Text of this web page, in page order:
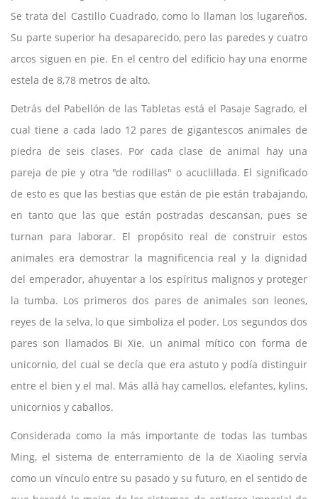
Se trata del Castillo Cuadrado, como lo llaman los lugareños.
Su parte superior ha desaparecido, pero las paredes y cuatro
arcos siguen en pie. En el centro del edificio hay una enorme
estela de 8,78 metros de alto.
Detrás del Pabellón de las Tabletas está el Pasaje Sagrado, el
cual tiene a cada lado 12 pares de gigantescos animales de
piedra de seis clases. Por cada clase de animal hay una
pareja de pie y otra "de rodillas" o acuclillada. El significado
de esto es que las bestias que están de pie están trabajando,
en tanto que las que están postradas descansan, pues se
turnan para laborar. El propósito real de construir estos
animales era demostrar la magnificencia real y la dignidad
del emperador, ahuyentar a los espíritus malignos y proteger
la tumba. Los primeros dos pares de animales son leones,
reyes de la selva, lo que simboliza el poder. Los segundos dos
pares son llamados Bi Xie, un animal mítico con forma de
unicornio, del cual se decía que era astuto y podía distinguir
entre el bien y el mal. Más allá hay camellos, elefantes, kylins,
unicornios y caballos.
Considerada como la más importante de todas las tumbas
Ming, el sistema de enterramiento de la de Xiaoling servía
como un vínculo entre su pasado y su futuro, en el sentido de